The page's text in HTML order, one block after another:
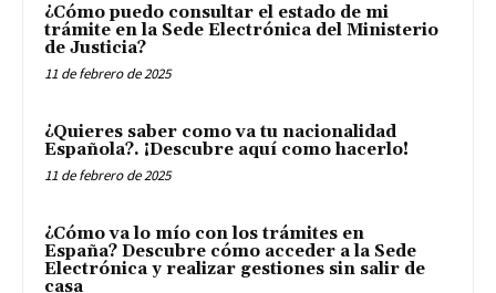
¿Cómo puedo consultar el estado de mi
trámite en la Sede Electrónica del Ministerio
de Justicia?
11 de febrero de 2025
¿Quieres saber como va tu nacionalidad
Española?. ¡Descubre aquí como hacerlo!
11 de febrero de 2025
¿Cómo va lo mío con los trámites en
España? Descubre cómo acceder a la Sede
Electrónica y realizar gestiones sin salir de
casa